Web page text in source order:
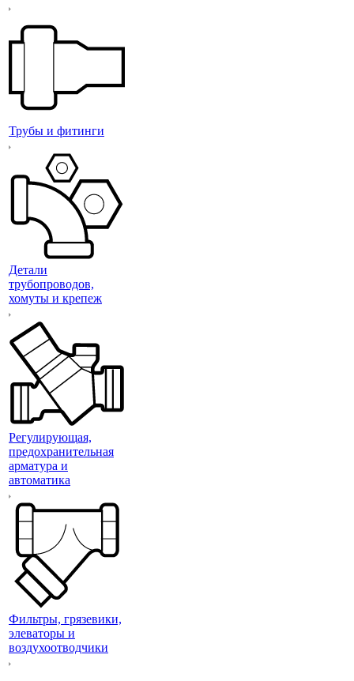
Трубы и фитинги
Детали
трубопроводов,
хомуты и крепеж
Регулирующая,
предохранительная
арматура и
автоматика
Фильтры, грязевики,
элеваторы и
воздухоотводчики